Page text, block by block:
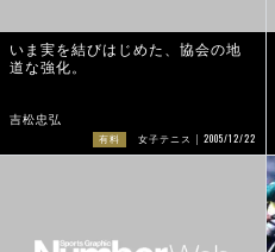
いま実を結びはじめた、協会の地
道な強化。
吉松忠弘
有料 女子テニス 2005/12/22